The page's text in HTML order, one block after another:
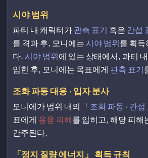
시야 범위
파티 내 캐릭터가관측 표기 혹은 간섭
를 격파 후, 모니에는시야 범위를 획
다.시야 범위에 있는 상태에서, 파티
입힌 후, 모니에는 목표에게 관측 표기
조화 파동 대응 · 입자 분사
모니에가 범위 내의 「조화 파동 · 간섭
표에게 용융 피해를 입히고, 해당 피해
간주된다.
「정지 질량 에너지」 획득 규칙